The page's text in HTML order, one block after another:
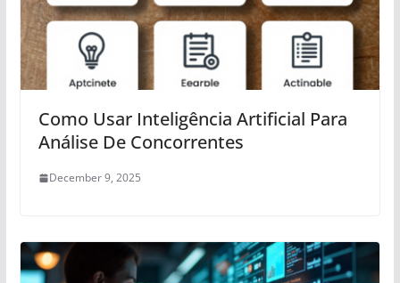
Como Usar Inteligência Artificial Para
Análise De Concorrentes
December 9, 2025